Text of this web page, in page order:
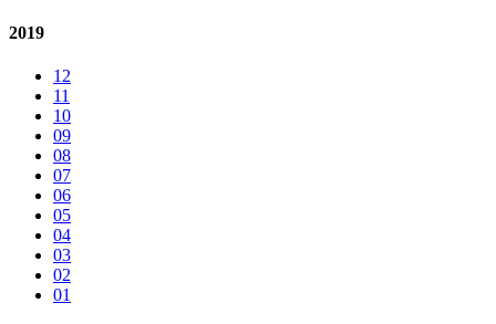
2019
12
11
10
09
08
07
06
05
04
03
02
01